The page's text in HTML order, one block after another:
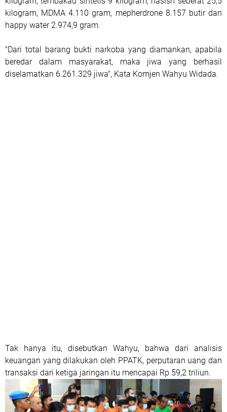
kilogram, MDMA 4.110 gram, mepherdrone 8.157 butir dan
happy water 2.974,9 gram.
"Dari total barang bukti narkoba yang diamankan, apabila
beredar dalam masyarakat, maka jiwa yang berhasil
diselamatkan 6.261.329 jiwa", Kata Komjen Wahyu Widada.
Tak hanya itu, disebutkan Wahyu, bahwa dari analisis
keuangan yang dilakukan oleh PPATK, perputaran uang dan
transaksi dari ketiga jaringan itu mencapai Rp 59,2 triliun.